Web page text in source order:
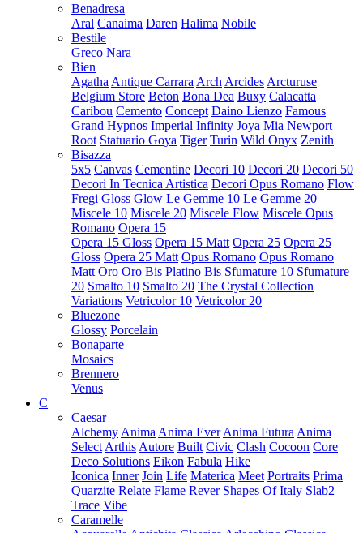
Benadresa
Aral Canaima Daren Halima Nobile
Bestile
Greco Nara
Bien
Agatha Antique Carrara Arch Arcides Arcturuse
Belgium Store Beton Bona Dea Buxy Calacatta
Caribou Cemento Concept Daino Lienzo Famous
Grand Hypnos Imperial Infinity Joya Mia Newport
Root Statuario Goya Tiger Turin Wild Onyx Zenith
Bisazza
5x5 Canvas Cementine Decori 10 Decori 20 Decori 50
Decori In Tecnica Artistica Decori Opus Romano Flow
Fregi Gloss Glow Le Gemme 10 Le Gemme 20
Miscele 10 Miscele 20 Miscele Flow Miscele Opus
Romano Opera 15
Opera 15 Gloss Opera 15 Matt Opera 25 Opera 25
Gloss Opera 25 Matt Opus Romano Opus Romano
Matt Oro Oro Bis Platino Bis Sfumature 10 Sfumature
20 Smalto 10 Smalto 20 The Crystal Collection
Variations Vetricolor 10 Vetricolor 20
Bluezone
Glossy Porcelain
Bonaparte
Mosaics
Brennero
Venus
C
Caesar
Alchemy Anima Anima Ever Anima Futura Anima
Select Arthis Autore Built Civic Clash Cocoon Core
Deco Solutions Eikon Fabula Hike
Iconica Inner Join Life Materica Meet Portraits Prima
Quarzite Relate Flame Rever Shapes Of Italy Slab2
Trace Vibe
Caramelle